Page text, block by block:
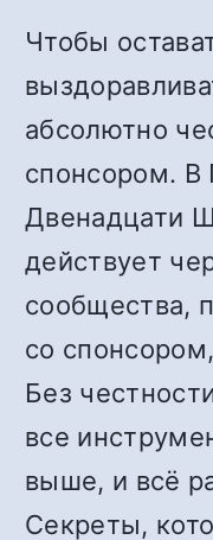
Чтобы
абсолютно
спонсором. В
Двенадцати
действует
сообщества,
со
Без
все
выше, и всё
Секреты,